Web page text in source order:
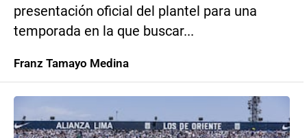
presentación oficial del plantel para una
temporada en la que buscar...
Franz Tamayo Medina